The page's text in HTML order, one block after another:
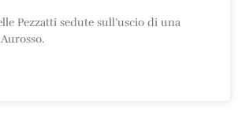
Pezzatti sedute sull’uscio di una